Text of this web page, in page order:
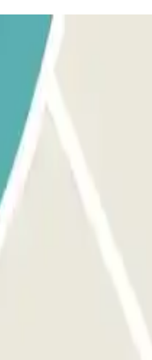
minutes
boutiques hors taxes et
de contacter